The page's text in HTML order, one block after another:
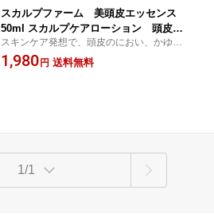
スカルプファーム 美頭皮エッセンス
50ml スカルプケアローション 頭皮ケ
ア 頭皮のにおい かゆみ かゆい シ
ャンプーにプラス 頭皮用美容液 フ
スキンケア発想で、頭皮のにおい、かゆみ
を抑える美容液
1,980 円 送料無料
1/1